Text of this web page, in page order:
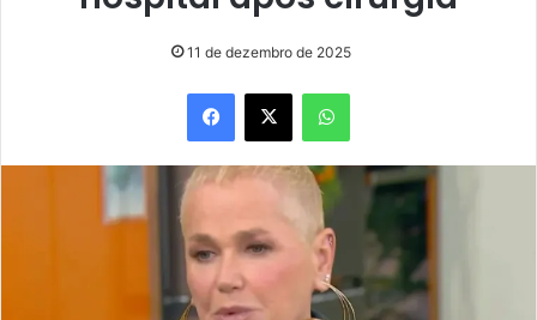
11 de dezembro de 2025
Facebook
X WhatsApp